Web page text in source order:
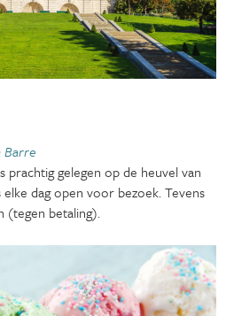
Barre
prachtig gelegen op de heuvel van
dag open voor bezoek. Tevens
(tegen betaling).